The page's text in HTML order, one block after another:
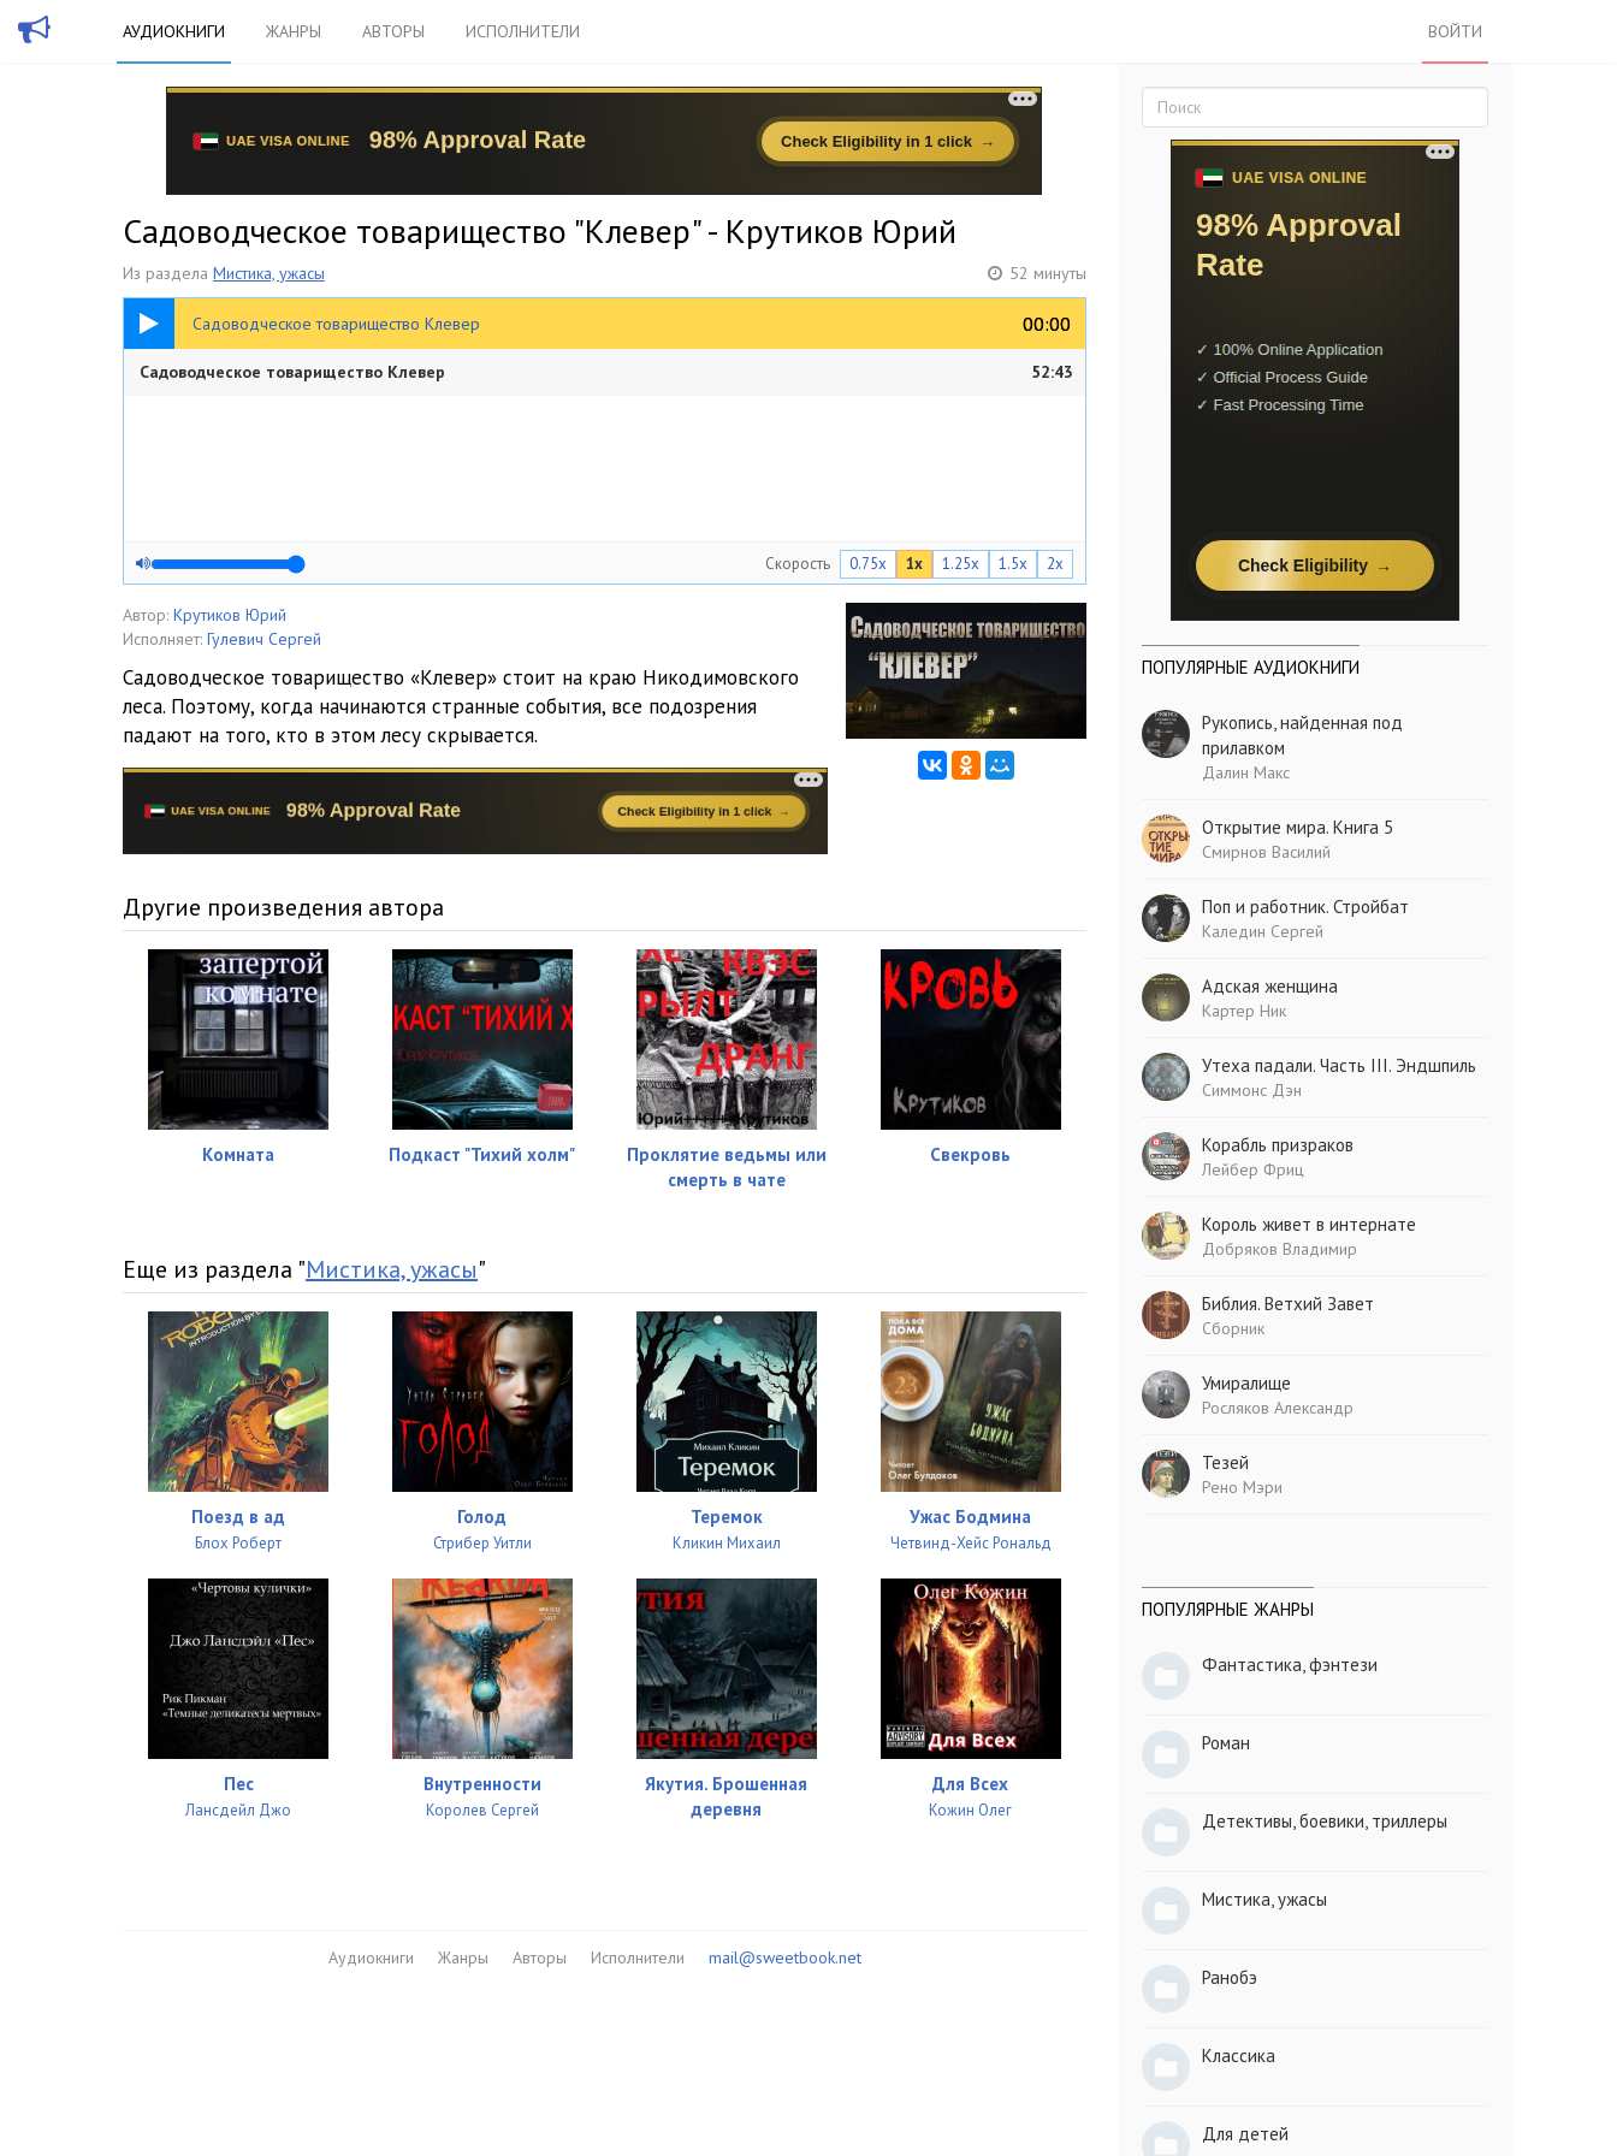
АУДИОКНИГИ ЖАНРЫ АВТОРЫ ИСПОЛНИТЕЛИ ВОЙТИ
Садоводческое товарищество "Клевер" - Крутиков Юрий
Из раздела Мистика, ужасы 52 минуты
Садоводческое товарищество Клевер 00:00
00:00
52:43
Садоводческое товарищество Клевер 52:43
Скорость 0.75x 1x 1.25x 1.5x 2x
Автор: Крутиков Юрий
Исполняет: Гулевич Сергей
Садоводческое товарищество «Клевер» стоит на краю Никодимовского
леса. Поэтому, когда начинаются странные события, все подозрения
падают на того, кто в этом лесу скрывается.
Другие произведения автора
Комната Подкаст "Тихий холм"
Проклятие ведьмы или
смерть в чате
Свекровь
Еще из раздела "Мистика, ужасы"
Поезд в ад
Блох Роберт
Голод
Стрибер Уитли
Теремок
Кликин Михаил
Ужас Бодмина
Четвинд-Хейс Рональд
Пес
Лансдейл Джо
Внутренности
Королев Сергей
Якутия. Брошенная
деревня
Для Всех
Кожин Олег
Аудиокниги Жанры Авторы Исполнители mail@sweetbook.net
ПОПУЛЯРНЫЕ АУДИОКНИГИ
Рукопись, найденная под
прилавком
Далин Макс
Открытие мира. Книга 5
Смирнов Василий
Поп и работник. Стройбат
Каледин Сергей
Адская женщина
Картер Ник
Утеха падали. Часть III. Эндшпиль
Симмонс Дэн
Корабль призраков
Лейбер Фриц
Король живет в интернате
Добряков Владимир
Библия. Ветхий Завет
Сборник
Умиралище
Росляков Александр
Тезей
Рено Мэри
ПОПУЛЯРНЫЕ ЖАНРЫ
Фантастика, фэнтези
Роман
Детективы, боевики, триллеры
Мистика, ужасы
Ранобэ
Классика
Для детей